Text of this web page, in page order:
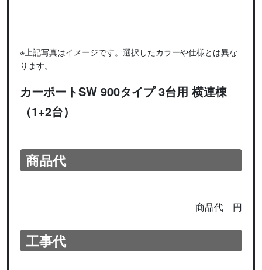
※上記写真はイメージです。選択したカラーや仕様とは異な
ります。
カーポートSW 900タイプ 3台用 横連棟
（1+2台）
商品代
商品代 円
工事代